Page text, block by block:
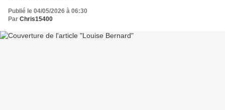
Publié le 04/05/2026 à 06:30
Par Chris15400